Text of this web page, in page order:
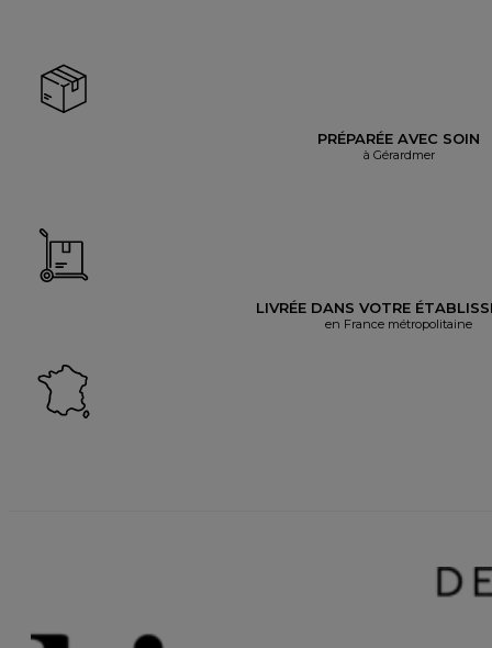
PRÉPARÉE AVEC SOIN
à Gérardmer
LIVRÉE DANS VOTRE
en France métropolitaine